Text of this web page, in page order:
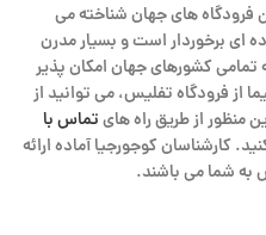
فرودگاه های جهان شناخته می
ای برخوردار است و بسیار مدرن
تمامی کشورهای جهان امکان پذیر
از فرودگاه تفلیس، می توانید از
منظور از طریق راه هایتماس با
کارشناسان کوجورجیا آماده ارائه
به شما می باشند.